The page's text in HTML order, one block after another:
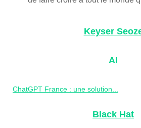
Keyser
AI
ChatGPT France : une solution...
Black Hat